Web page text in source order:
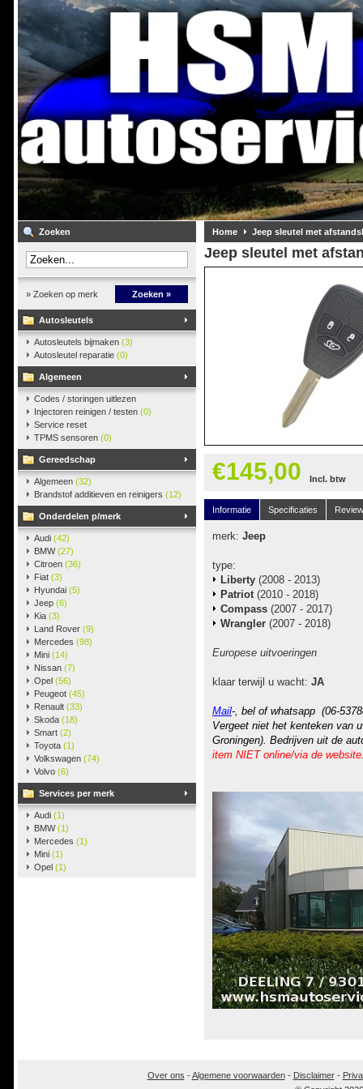
Zoeken
» Zoeken op merk Zoeken »
Autosleutels
Autosleutels bijmaken (3)
Autosleutel reparatie (0)
Algemeen
Codes / storingen uitlezen
Injectoren reinigen / testen (0)
Service reset
TPMS sensoren (0)
Gereedschap
Algemeen (32)
Brandstof additieven en reinigers (12)
Onderdelen p/merk
Audi (42)
BMW(27)
Citroen (36)
Fiat (3)
Hyundai (5)
Jeep (6)
Kia (3)
Land Rover (9)
Mercedes (98)
Mini (14)
Nissan (7)
Opel (56)
Peugeot (45)
Renault (33)
Skoda (18)
Smart (2)
Toyota (1)
Volkswagen (74)
Volvo (6)
Services per merk
Audi (1)
BMW(1)
Mercedes (1)
Mini (1)
Opel (1)
Home Jeep sleutel met
Jeep sleutel met
€145,00 Incl. btw
Informatie Specificaties
merk: Jeep
type:
Liberty (2008 - 2013)
Patriot(2010 - 2018)
Compass (2007 - 2017)
Wrangler (2007 - 2018)
Europese uitvoeringen
klaar terwijl u wacht: JA
Mail-, bel of whatsapp (06-
Vergeet niet het kenteken van
Groningen). Bedrijven uit de
item NIET online/via de
Over ons -Algemene voorwaarden- Disclaimer-